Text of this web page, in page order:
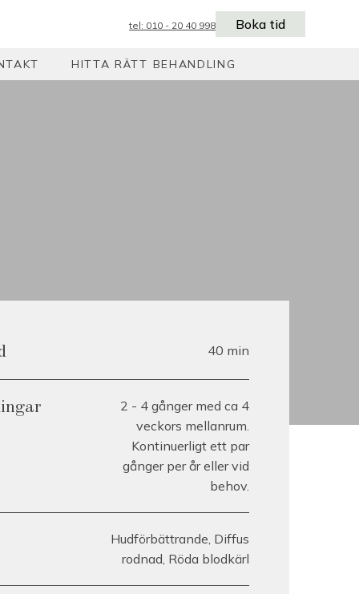
tel: 010 - 20 40 998 Boka tid
HITTA RÄTT BEHANDLING
40 min
2 - 4 gånger med ca 4
veckors mellanrum.
Kontinuerligt ett par
gånger per år eller vid
behov.
Hudförbättrande, Diffus
rodnad, Röda blodkärl